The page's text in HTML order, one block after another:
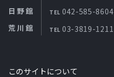
日野館 TEL 042-585-8604
荒川館 TEL 03-3819-1211
このサイトについて